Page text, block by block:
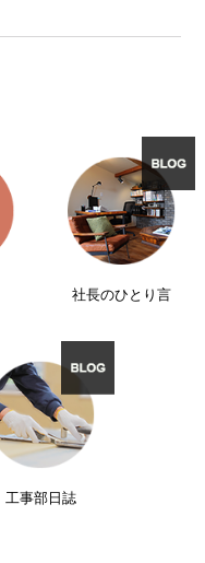
社長のひとり言
工事部日誌